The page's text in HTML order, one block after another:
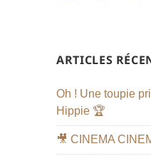
ARTICLES
Oh ! Une toupie
Hippie 🏆
🎥 CINEMA